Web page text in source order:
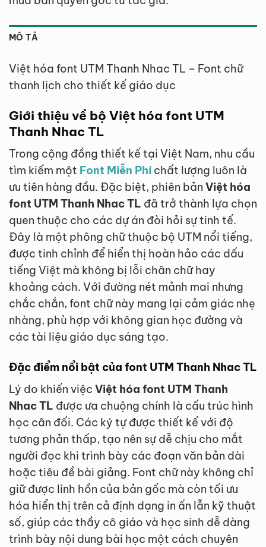
MÔ TẢ
Việt hóa font UTM Thanh Nhac TL – Font chữ
thanh lịch cho thiết kế giáo dục
Giới thiệu về bộ Việt hóa font UTM
Thanh Nhac TL
Trong cộng đồng thiết kế tại Việt Nam, nhu cầu
tìm kiếm một Font Miễn Phíchất lượng luôn là
ưu tiên hàng đầu. Đặc biệt, phiên bản Việt hóa
font UTM Thanh Nhac TL đã trở thành lựa chọn
quen thuộc cho các dự án đòi hỏi sự tinh tế.
Đây là một phông chữ thuộc bộ UTM nổi tiếng,
được tinh chỉnh để hiển thị hoàn hảo các dấu
tiếng Việt mà không bị lỗi chân chữ hay
khoảng cách. Với đường nét mảnh mai nhưng
chắc chắn, font chữ này mang lại cảm giác nhẹ
nhàng, phù hợp với không gian học đường và
các tài liệu giáo dục sáng tạo.
Đặc điểm nổi bật của font UTM Thanh Nhac TL
Lý do khiến việc Việt hóa font UTM Thanh
Nhac TL được ưa chuộng chính là cấu trúc hình
học cân đối. Các ký tự được thiết kế với độ
tương phản thấp, tạo nên sự dễ chịu cho mắt
người đọc khi trình bày các đoạn văn bản dài
hoặc tiêu đề bài giảng. Font chữ này không chỉ
giữ được linh hồn của bản gốc mà còn tối ưu
hóa hiển thị trên cả định dạng in ấn lẫn kỹ thuật
số, giúp các thầy cô giáo và học sinh dễ dàng
trình bày nội dung bài học một cách chuyên